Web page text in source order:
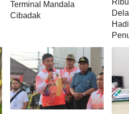
Terminal Mandala
Cibadak